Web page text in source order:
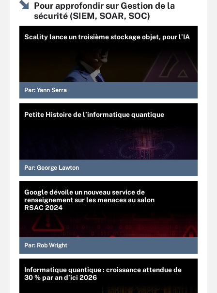
Pour approfondir sur Gestion de la
sécurité (SIEM, SOAR, SOC)
Scality lance un troisième stockage objet, pour l’IA
Par: Yann Serra
Petite Histoire de l’informatique quantique
Par: George Lawton
Google dévoile un nouveau service de
renseignement sur les menaces au salon
RSAC 2024
Par: Rob Wright
Informatique quantique : croissance attendue de
30 % par an d’ici 2026